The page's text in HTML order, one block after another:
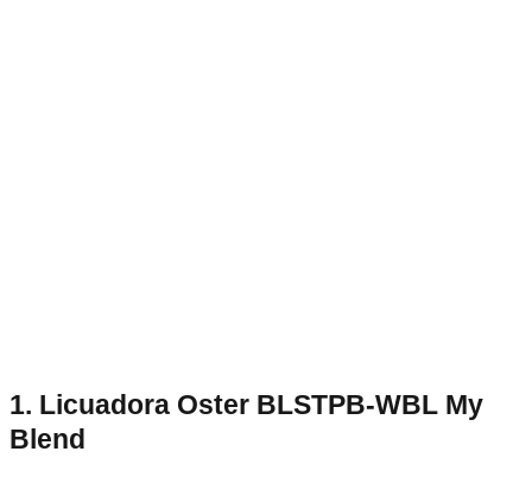
1. Licuadora Oster BLSTPB-WBL My
Blend